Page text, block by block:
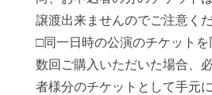
譲渡出来ませんのでご注意くだ
□同一日時の公演のチケット
数回ご購入いただいた場合、
者様分のチケットとして手元に